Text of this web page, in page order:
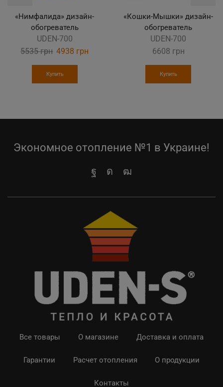
«Нимфалида» дизайн-
обогреватель
UDEN-700
5535грн Original
price
was:
4938 грн
Купить
«Кошки-Мышки» дизайн-
обогреватель
UDEN-700
6608 грн
Купить
Экономное отопление №1 в Украине!
Все товары О магазине Доставка и оплата
Гарантии Расчет отопления О продукции
Контакты